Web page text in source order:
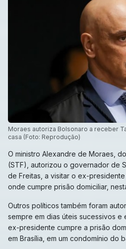
Moraes autoriza Bolsonaro a receber
casa (Foto: Reprodução)
O ministro Alexandre de Moraes,
(STF), autorizou o governador de
de Freitas, a visitar o ex-presidente
onde cumpre prisão domiciliar,
Outros políticos também foram
sempre em dias úteis sucessivos e
ex-presidente cumpre a prisão
em Brasília, em um condomínio do